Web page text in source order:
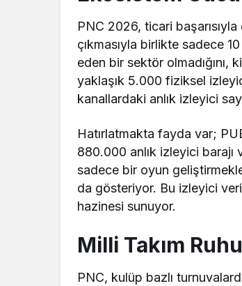
PNC 2026, ticari
çıkmasıyla birlikte sadece
eden bir sektör
yaklaşık 5.000 fiziksel
kanallardaki anlık izleyici
Hatırlatmakta fayda var;
880.000 anlık izleyici barajı
sadece bir oyun geliştirmekle
da gösteriyor. Bu izleyici
hazinesi sunuyor.
Milli Takım
PNC, kulüp bazlı